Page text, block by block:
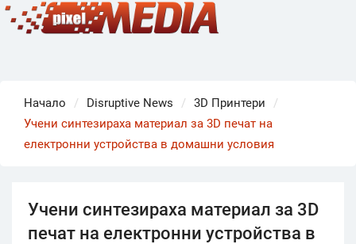
Начало Disruptive News
3D Принтери
Учени синтезираха материал за 3D печат на
електронни устройства в домашни условия
Учени синтезираха материал за 3D
печат на електронни устройства в